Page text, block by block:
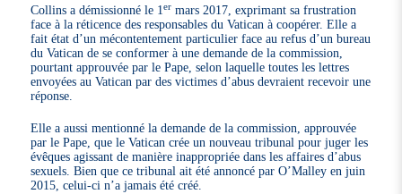
Collins a démissionné le 1er mars 2017, exprimant sa frustration
face à la réticence des responsables du Vatican à coopérer. Elle a
fait état d’un mécontentement particulier face au refus d’un bureau
du Vatican de se conformer à une demande de la commission,
pourtant approuvée par le Pape, selon laquelle toutes les lettres
envoyées au Vatican par des victimes d’abus devraient recevoir une
réponse.
Elle a aussi mentionné la demande de la commission, approuvée
par le Pape, que le Vatican crée un nouveau tribunal pour juger les
évêques agissant de manière inappropriée dans les affaires d’abus
sexuels. Bien que ce tribunal ait été annoncé par O’Malley en juin
2015, celui-ci n’a jamais été créé.